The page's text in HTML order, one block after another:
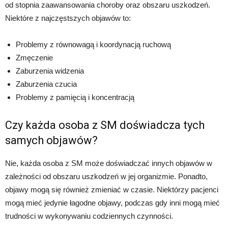
od stopnia zaawansowania choroby oraz obszaru uszkodzeń.
Niektóre z najczęstszych objawów to:
Problemy z równowagą i koordynacją ruchową
Zmęczenie
Zaburzenia widzenia
Zaburzenia czucia
Problemy z pamięcią i koncentracją
Czy każda osoba z SM doświadcza tych
samych objawów?
Nie, każda osoba z SM może doświadczać innych objawów w
zależności od obszaru uszkodzeń w jej organizmie. Ponadto,
objawy mogą się również zmieniać w czasie. Niektórzy pacjenci
mogą mieć jedynie łagodne objawy, podczas gdy inni mogą mieć
trudności w wykonywaniu codziennych czynności.